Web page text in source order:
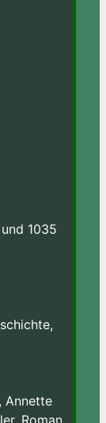
1035
Annette
Roman